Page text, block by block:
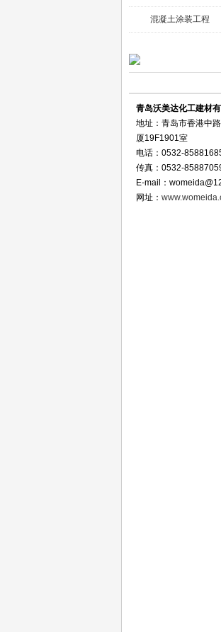
混凝土涂装工程
青岛沃美达化工建材
地址：青岛市香港中
厦19F1901室
电话：0532-
传真：0532-
E-mail：
网址：